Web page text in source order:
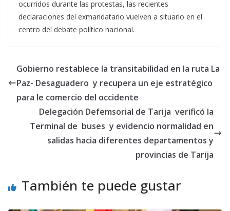
ocurridos durante las protestas, las recientes
declaraciones del exmandatario vuelven a situarlo en el
centro del debate político nacional.
Gobierno restablece la transitabilidad en la ruta La
Paz- Desaguadero y recupera un eje estratégico
para le comercio del occidente
Delegación Defemsorial de Tarija verificó la
Terminal de buses y evidencio normalidad en
salidas hacia diferentes departamentos y
provincias de Tarija
También te puede gustar